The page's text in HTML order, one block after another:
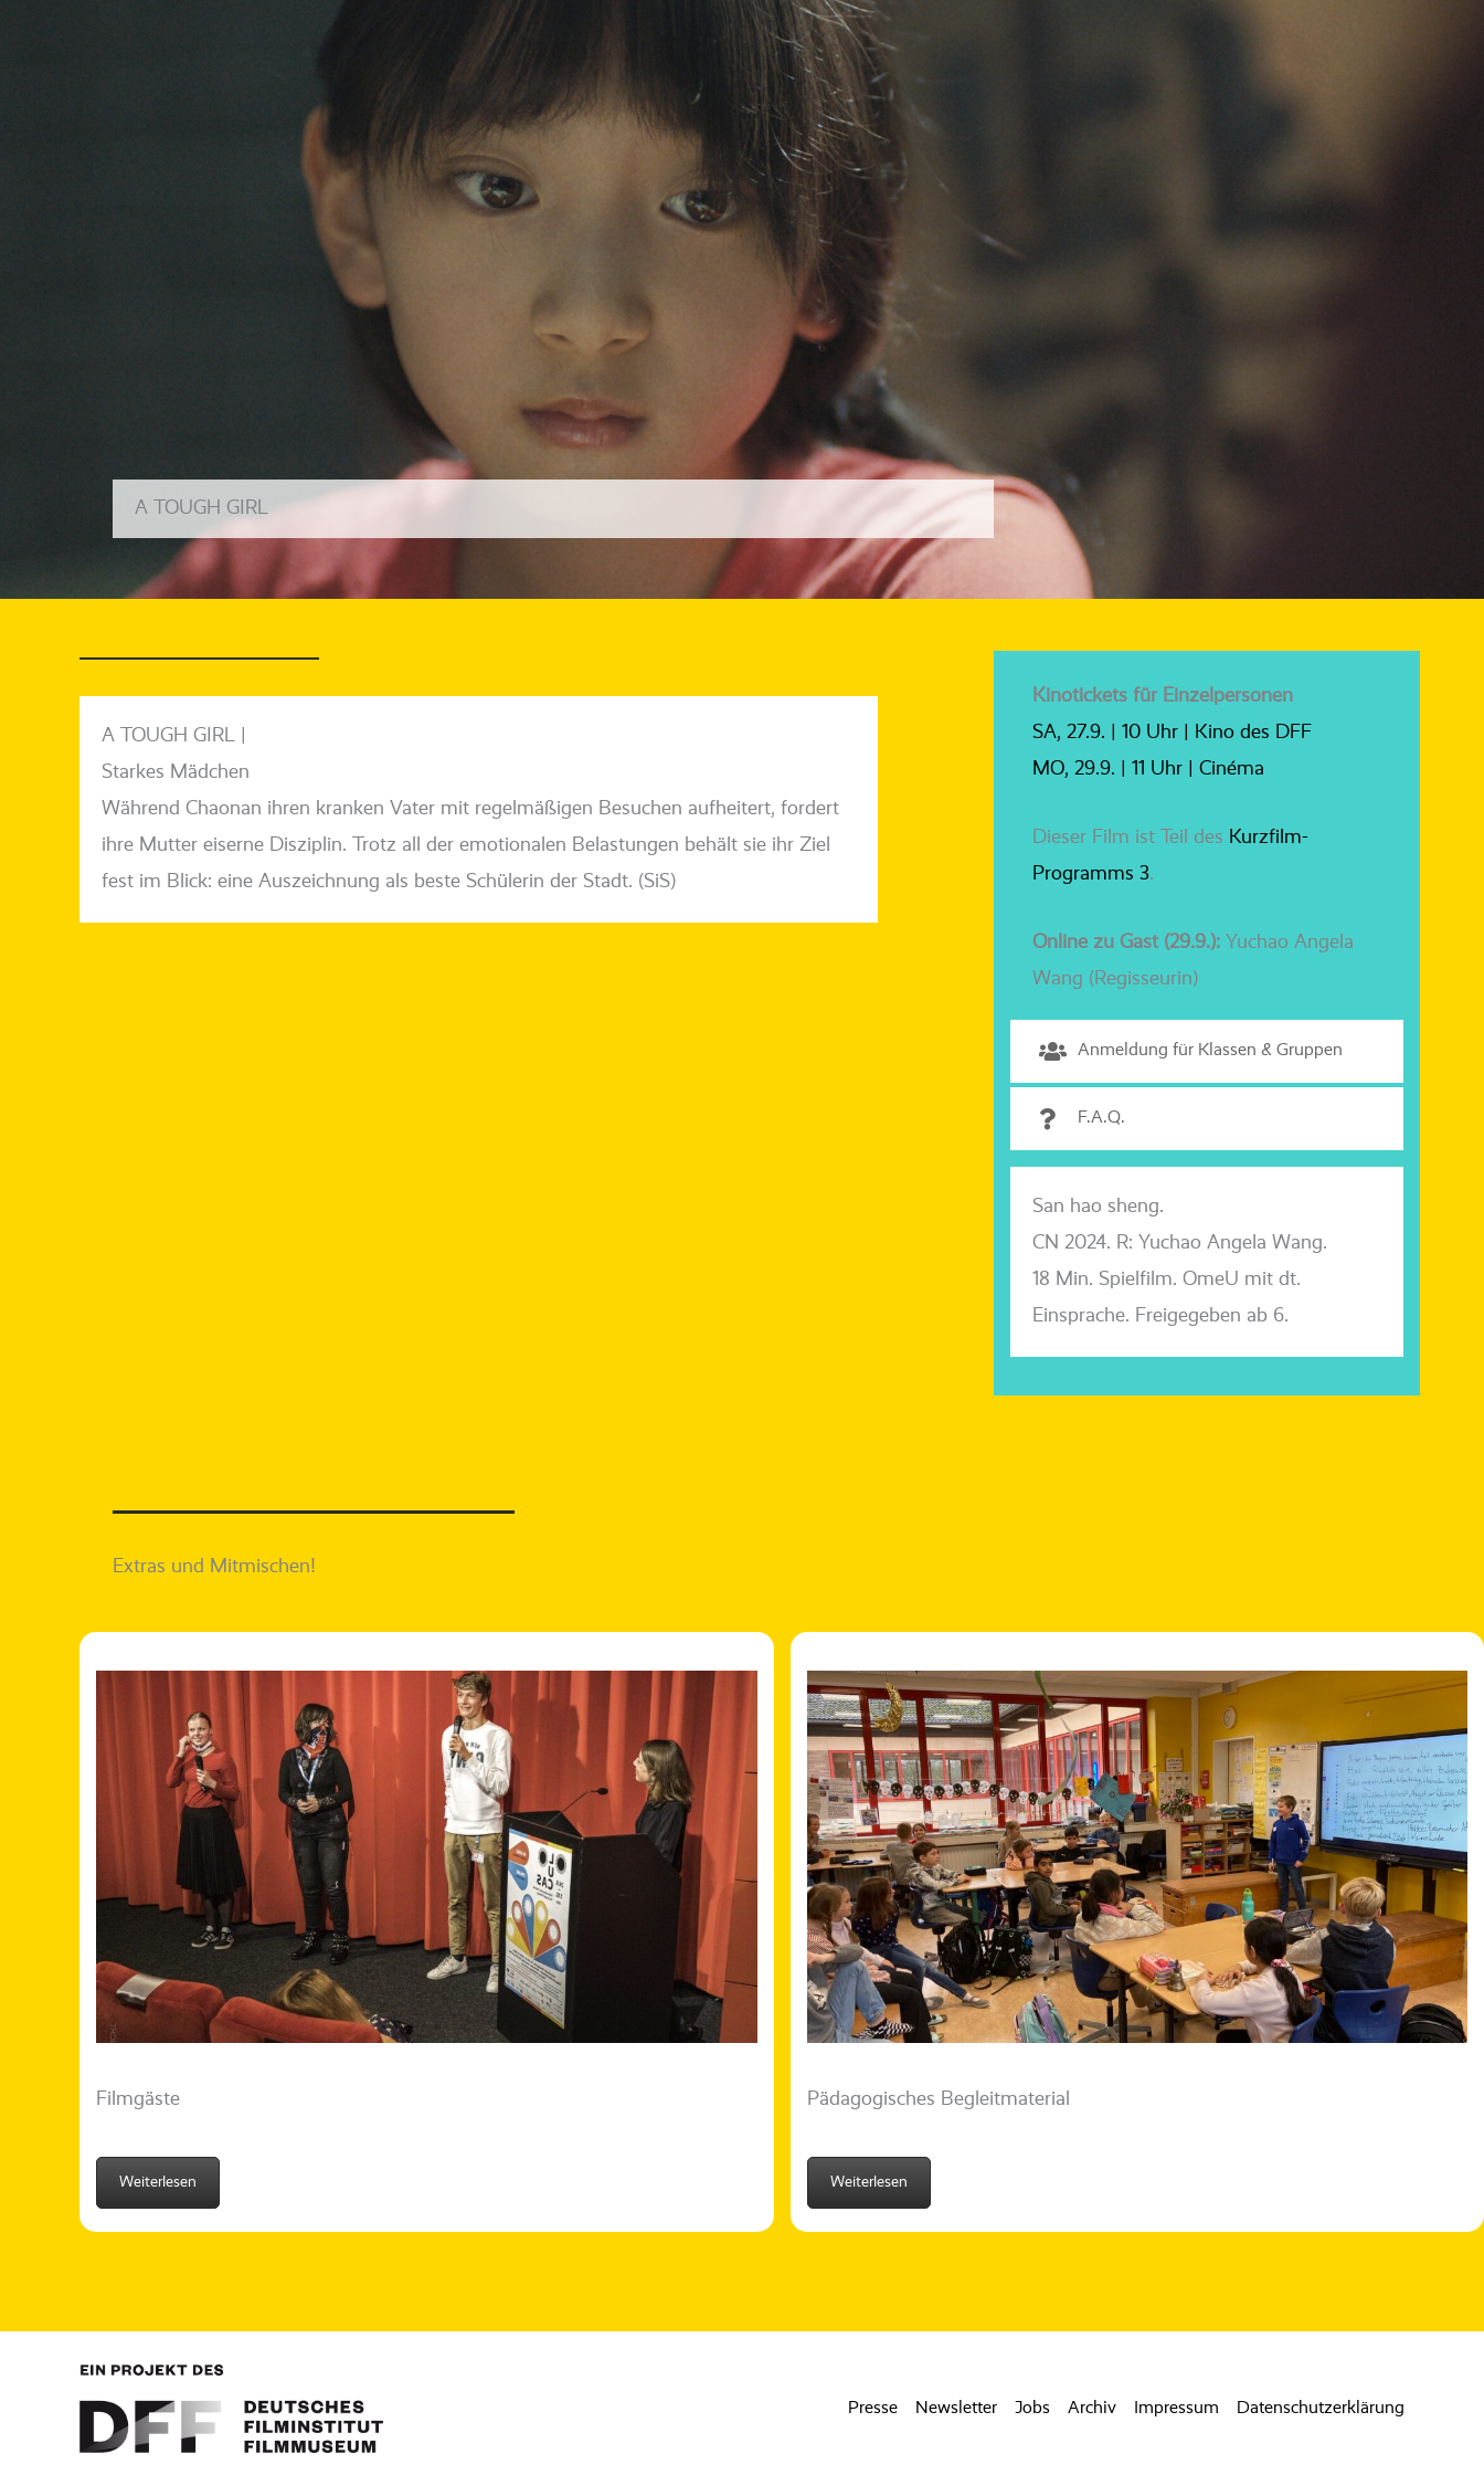
A TOUGH GIRL
A TOUGH GIRL |
Starkes Mädchen
Während Chaonan ihren kran­ken Vater mit regel­mä­ßi­gen Besuchen auf­hei­tert, for­dert
ihre Mutter eiser­ne Disziplin. Trotz all der emo­tio­na­len Belastungen behält sie ihr Ziel
fest im Blick: eine Auszeichnung als bes­te Schülerin der Stadt. (SiS)
Kinotickets für Einzelpersonen
SA, 27.9. | 10 Uhr | Kino des DFF
MO, 29.9. | 11 Uhr | Cinéma
Dieser Film ist Teil des Kurzfilm-
Programms 3.
Online zu Gast (29.9.):Yuchao Angela
Wang (Regisseurin)
Anmeldung für Klassen & Gruppen
F.A.Q.
San hao sheng.
CN 2024. R: Yuchao Angela Wang.
18 Min. Spielfilm. OmeU mit dt.
Einsprache. Freigegeben ab 6.
Extras und Mitmischen!
Filmgäste
Weiterlesen
Pädagogisches Begleitmaterial
Weiterlesen
Presse Newsletter Jobs Archiv Impressum Datenschutzerklärung